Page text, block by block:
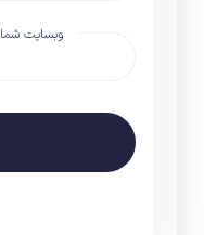
وبسایت شما